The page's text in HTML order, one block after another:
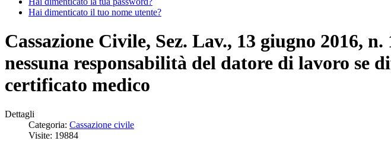
Hai dimenticato il tuo nome utente?
Cassazione Civile, Sez. Lav., 13 giugno 2016,
nessuna responsabilità del datore di lavoro se
certificato medico
Dettagli
Categoria: Cassazione civile
Visite: 19884